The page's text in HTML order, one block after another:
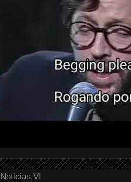
Noticias VI